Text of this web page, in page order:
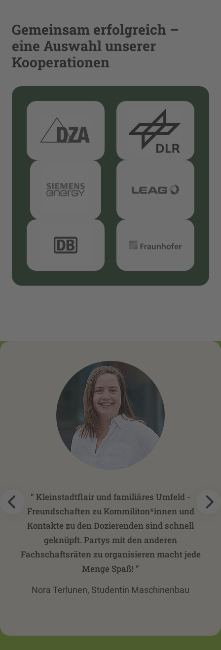
Gemeinsam erfolgreich –
eine Auswahl unserer
Kooperationen
“ Kleinstadtflair und familiäres Umfeld -
Freundschaften zu Kommiliton*innen und
Kontakte zu den Dozierenden sind schnell
geknüpft. Partys mit den anderen
Fachschaftsräten zu organisieren macht jede
Menge Spaß! ”
Nora Terlunen, Studentin Maschinenbau